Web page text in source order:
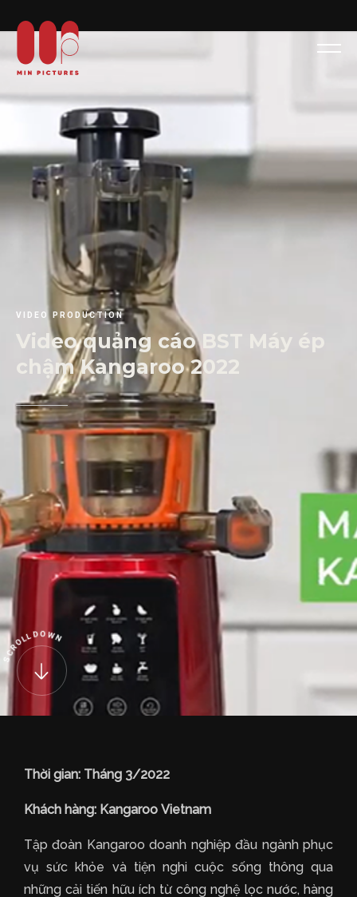
VIDEO PRODUCTION
Video quảng cáo BST Máy ép
chậm Kangaroo 2022
S
C
ROLLDO WN
Thời gian: Tháng 3/2022
Khách hàng: Kangaroo Vietnam
Tập đoàn Kangaroo doanh nghiệp đầu ngành phục
vụ sức khỏe và tiện nghi cuộc sống thông qua
những cải tiến hữu ích từ công nghệ lọc nước, hàng